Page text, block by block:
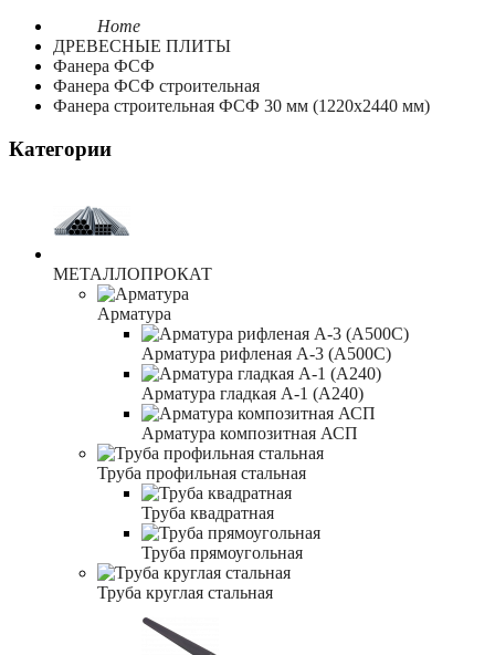
Home
ДРЕВЕСНЫЕ ПЛИТЫ
Фанера ФСФ
Фанера ФСФ строительная
Фанера строительная ФСФ 30 мм (1220x2440 мм)
Категории
МЕТАЛЛОПРОКАТ
Арматура
Арматура рифленая А-3 (А500С)
Арматура гладкая А-1 (А240)
Арматура композитная АСП
Труба профильная стальная
Труба квадратная
Труба прямоугольная
Труба круглая стальная